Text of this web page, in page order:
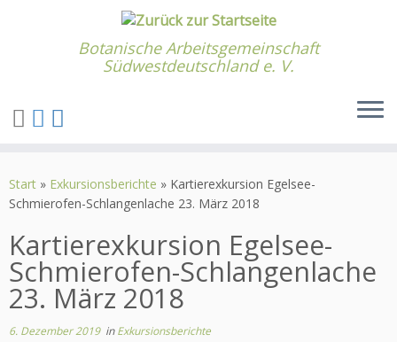
Inhalt
springen
Botanische Arbeitsgemeinschaft
Südwestdeutschland e. V.
Start » Exkursionsberichte » Kartierexkursion Egelsee-
Schmierofen-Schlangenlache 23. März 2018
Kartierexkursion Egelsee-
Schmierofen-Schlangenlache
23. März 2018
6. Dezember 2019inExkursionsberichte